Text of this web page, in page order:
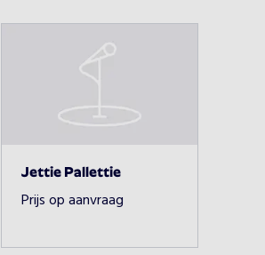
Jettie Pallettie
Prijs op aanvraag